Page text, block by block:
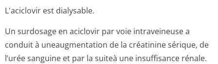
L'aciclovir est dialysable.
Un surdosage en aciclovir par voie intraveineuse a
conduit à uneaugmentation de la créatinine sérique, de
l’urée sanguine et par la suiteà une insuffisance rénale.